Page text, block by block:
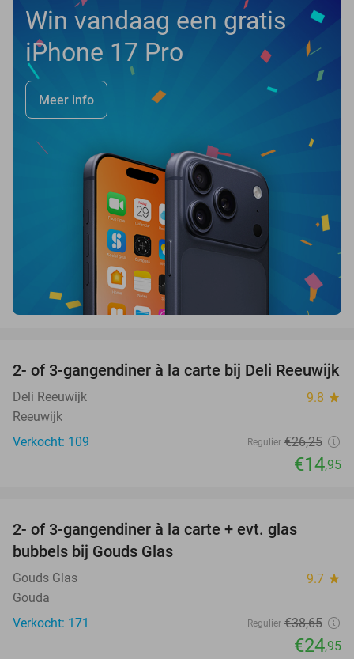
Win vandaag een gratis
iPhone 17 Pro
Meer info
43%
2- of 3-gangendiner à la carte bij Deli Reeuwijk
Deli Reeuwijk 9.8 star
Reeuwijk
Verkocht: 109
Regulier €26,25
€14,95
2- of 3-gangendiner à la carte + evt. glas
bubbels bij Gouds Glas
Gouds Glas 9.7 star
Gouda
Verkocht: 171
Regulier €38,65
€24,95